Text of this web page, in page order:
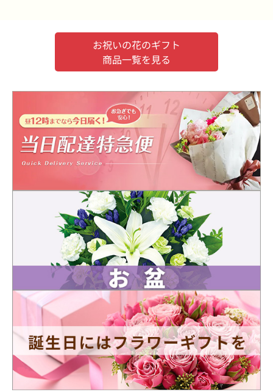
お祝いの花のギフト
商品一覧を見る